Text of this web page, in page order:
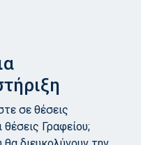
σε θέσεις
Γραφείου;